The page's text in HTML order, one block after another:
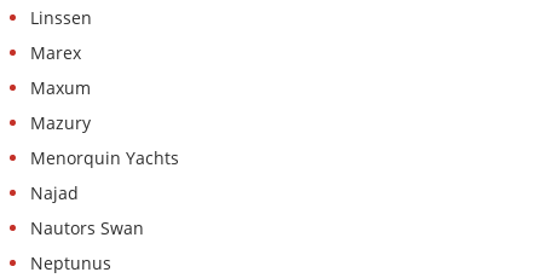
Linssen
Marex
Maxum
Mazury
Menorquin Yachts
Najad
Nautors Swan
Neptunus